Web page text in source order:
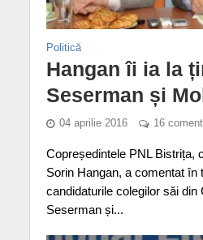
Politică
Hangan îi ia la
Seserman și
04 aprilie 2016 16
Copreședintele PNL Bistrița,
Sorin Hangan, a comentat în
candidaturile colegilor săi din
Seserman și...